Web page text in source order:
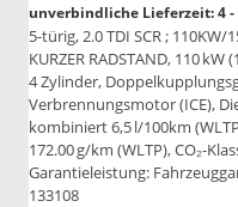
unverbindliche Lieferzeit: 4 -
5-türig, 2.0 TDI SCR ; 110KW/
KURZER RADSTAND, 110 kW
4 Zylinder,
Verbrennungsmotor (ICE),
kombiniert 6,5 l/100km
172.00 g/km (WLTP), CO₂-
Garantieleistung:
133108